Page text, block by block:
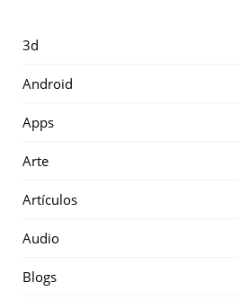
3d
Android
Apps
Arte
Artículos
Audio
Blogs